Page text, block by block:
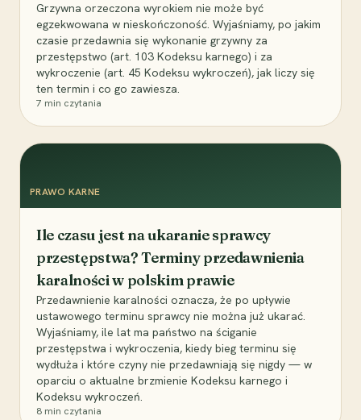
Grzywna orzeczona wyrokiem nie może być
egzekwowana w nieskończoność. Wyjaśniamy, po jakim
czasie przedawnia się wykonanie grzywny za
przestępstwo (art. 103 Kodeksu karnego) i za
wykroczenie (art. 45 Kodeksu wykroczeń), jak liczy się
ten termin i co go zawiesza.
7 min czytania
PRAWO KARNE
Ile czasu jest na ukaranie sprawcy
przestępstwa? Terminy przedawnienia
karalności w polskim prawie
Przedawnienie karalności oznacza, że po upływie
ustawowego terminu sprawcy nie można już ukarać.
Wyjaśniamy, ile lat ma państwo na ściganie
przestępstwa i wykroczenia, kiedy bieg terminu się
wydłuża i które czyny nie przedawniają się nigdy — w
oparciu o aktualne brzmienie Kodeksu karnego i
Kodeksu wykroczeń.
8 min czytania